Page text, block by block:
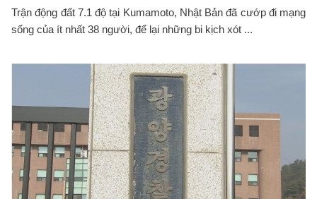
Trận động đất 7.1 độ tại Kumamoto, Nhật Bản đã cướp đi mạng
sống của ít nhất 38 người, để lại những bi kịch xót ...